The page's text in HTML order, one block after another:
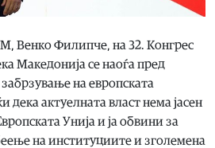
Венко Филипче, на 32. Конгрес
Македонија се наоѓа пред
на европската
дека актуелната власт нема јасен
Унија и ја обвини за
на институциите и зголемена